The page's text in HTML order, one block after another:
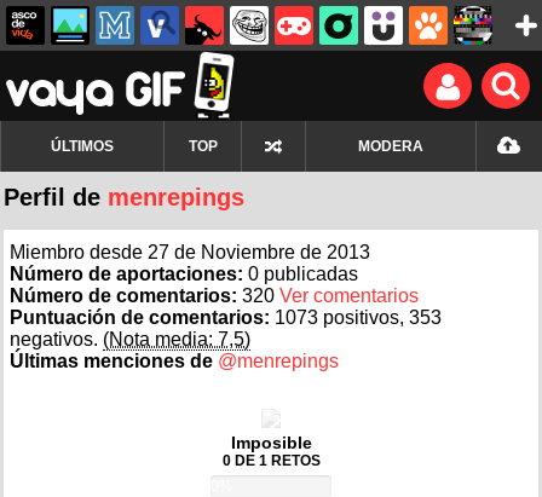
ÚLTIMOS TOP MODERA
Perfil de menrepings
Miembro desde 27 de Noviembre de 2013
Número de aportaciones: 0 publicadas
Número de comentarios: 320 Ver comentarios
Puntuación de comentarios: 1073 positivos, 353
negativos. (Nota media: 7,5)
Últimas menciones de @menrepings
Imposible
0 DE 1 RETOS